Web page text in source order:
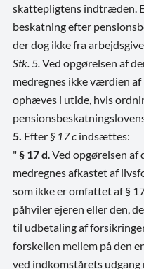
skattepligtens indtræden.
beskatning efter
der dog ikke fra
Stk. 5. Ved opgørelsen af
medregnes ikke værdien
ophæves i utide, hvis
5. Efter § 17 c indsættes:
"§ 17 d . Ved opgørelsen
medregnes afkastet af
som ikke er omfattet af §
påhviler ejeren eller den,
til udbetaling af
forskellen mellem på den
ved indkomstårets